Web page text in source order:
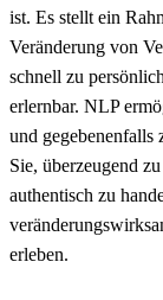
ist. Es stellt ein
Veränderung von
schnell zu
erlernbar. NLP
und
Sie, überzeugend
authentisch zu
erleben.